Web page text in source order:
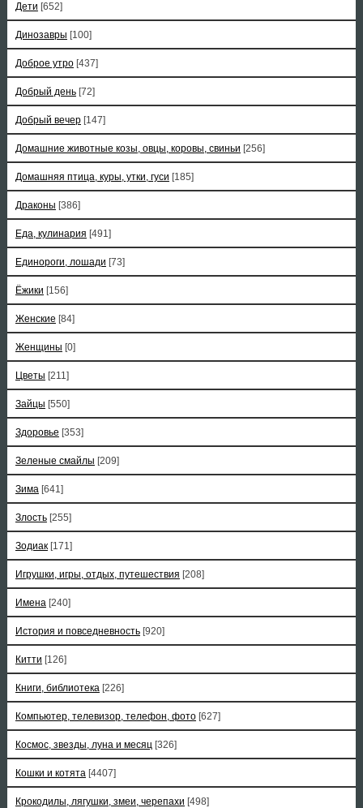
Дети [652]
Динозавры [100]
Доброе утро [437]
Добрый день [72]
Добрый вечер [147]
Домашние животные козы, овцы, коровы, свиньи [256]
Домашняя птица, куры, утки, гуси [185]
Драконы [386]
Еда, кулинария [491]
Единороги, лошади [73]
Ёжики [156]
Женские [84]
Женщины [0]
Цветы [211]
Зайцы [550]
Здоровье [353]
Зеленые смайлы [209]
Зима [641]
Злость [255]
Зодиак [171]
Игрушки, игры, отдых, путешествия [208]
Имена [240]
История и повседневность [920]
Китти [126]
Книги, библиотека [226]
Компьютер, телевизор, телефон, фото [627]
Космос, звезды, луна и месяц [326]
Кошки и котята [4407]
Крокодилы, лягушки, змеи, черепахи [498]